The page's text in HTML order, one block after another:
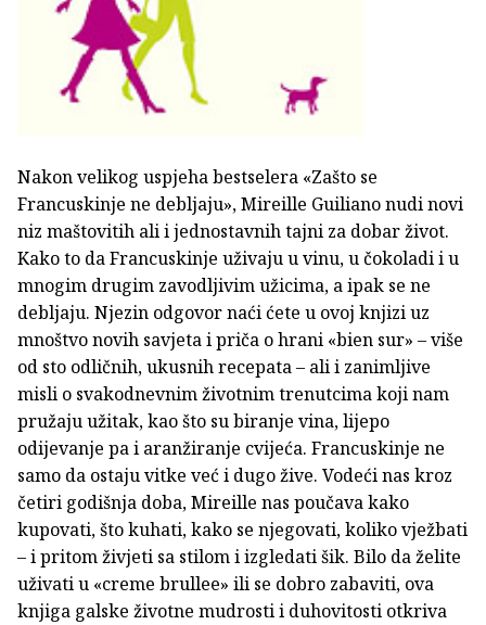
Nakon velikog uspjeha bestselera «Zašto se
Francuskinje ne debljaju», Mireille Guiliano nudi novi
niz maštovitih ali i jednostavnih tajni za dobar život.
Kako to da Francuskinje uživaju u vinu, u čokoladi i u
mnogim drugim zavodljivim užicima, a ipak se ne
debljaju. Njezin odgovor naći ćete u ovoj knjizi uz
mnoštvo novih savjeta i priča o hrani «bien sur» – više
od sto odličnih, ukusnih recepata – ali i zanimljive
misli o svakodnevnim životnim trenutcima koji nam
pružaju užitak, kao što su biranje vina, lijepo
odijevanje pa i aranžiranje cvijeća. Francuskinje ne
samo da ostaju vitke već i dugo žive. Vodeći nas kroz
četiri godišnja doba, Mireille nas poučava kako
kupovati, što kuhati, kako se njegovati, koliko vježbati
– i pritom živjeti sa stilom i izgledati šik. Bilo da želite
uživati u «creme brullee» ili se dobro zabaviti, ova
knjiga galske životne mudrosti i duhovitosti otkriva